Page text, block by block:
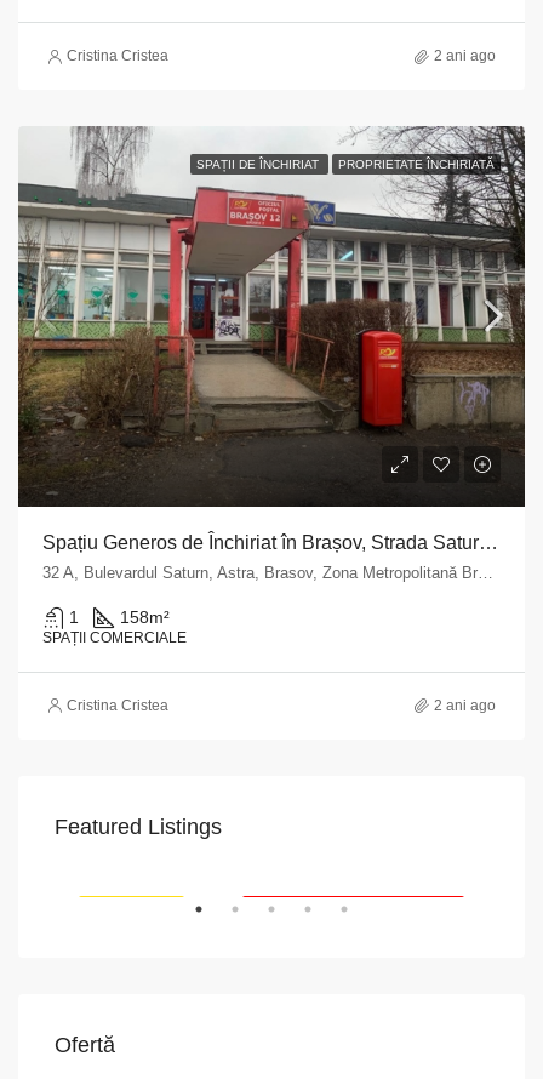
Cristina Cristea 2 ani ago
SPAȚII DE ÎNCHIRIAT PROPRIETATE ÎNCHIRIATĂ
Spațiu Generos de Închiriat în Brașov, Strada Saturn nr. 32 A
1 158m²
SPAȚII COMERCIALE
Cristina Cristea 2 ani ago
Featured Listings
PROPRIETATEA A FOST ÎNCHIRIATĂ
Ofertă